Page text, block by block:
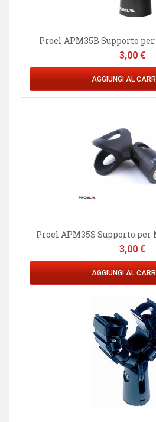
Proel APM35B Supporto
Prezzo
3,00 €
AGGIUNGI AL
Proel APM35S Supporto per
Prezzo
3,00 €
AGGIUNGI AL